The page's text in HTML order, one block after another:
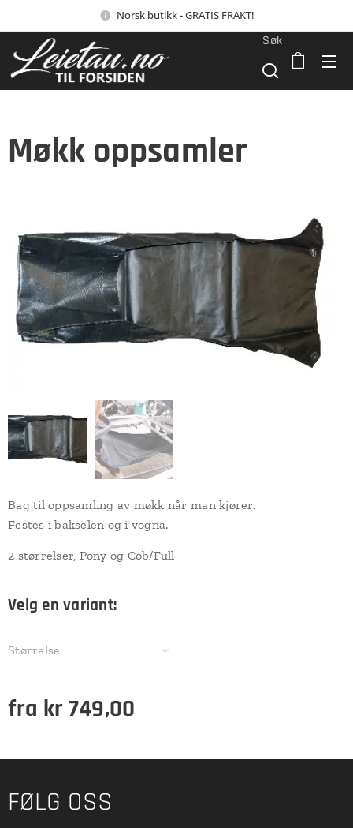
Norsk butikk - GRATIS FRAKT!
Søk
Møkk oppsamler
Bag til oppsamling av møkk når man kjører.
Festes i bakselen og i vogna.
2 størrelser, Pony og Cob/Full
Velg en variant:
Størrelse
fra kr749,00
FØLG OSS